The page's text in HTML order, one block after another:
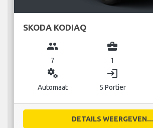
SKODA KODIAQ
group
7
business_center
1
miscellaneous_services
Automaat
login
5 Portier
DETAILS WEERGEVEN...